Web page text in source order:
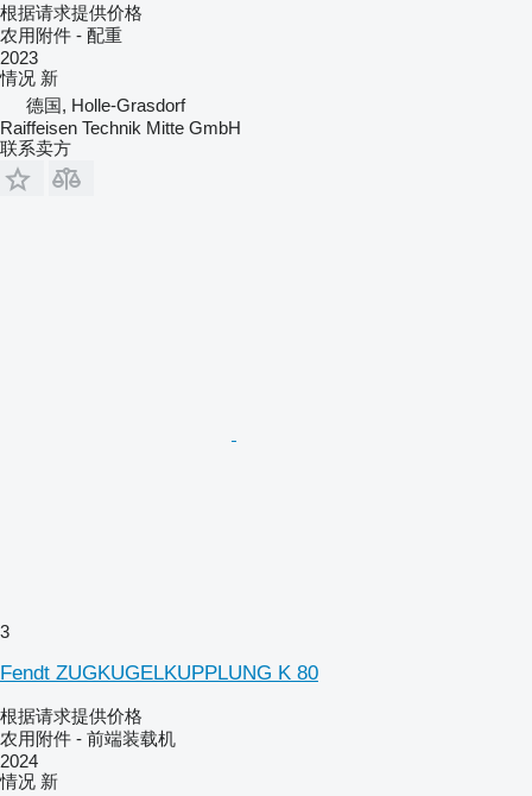
根据请求提供价格
农用附件 - 配重
2023
情况 新
德国, Holle-Grasdorf
Raiffeisen Technik Mitte GmbH
联系卖方
3
Fendt ZUGKUGELKUPPLUNG K 80
根据请求提供价格
农用附件 - 前端装载机
2024
情况 新